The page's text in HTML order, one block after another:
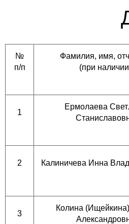
№
п/п
Фамилия, имя,
(при
1
Ермолаева
2 Калиничева Инна
3
Колина